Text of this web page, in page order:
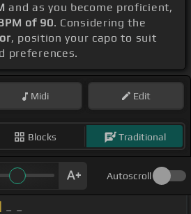
and as you become proficient,
of 90. Considering the
, position your capo to suit
preferences.
Midi Edit
Blocks Traditional
Autoscroll